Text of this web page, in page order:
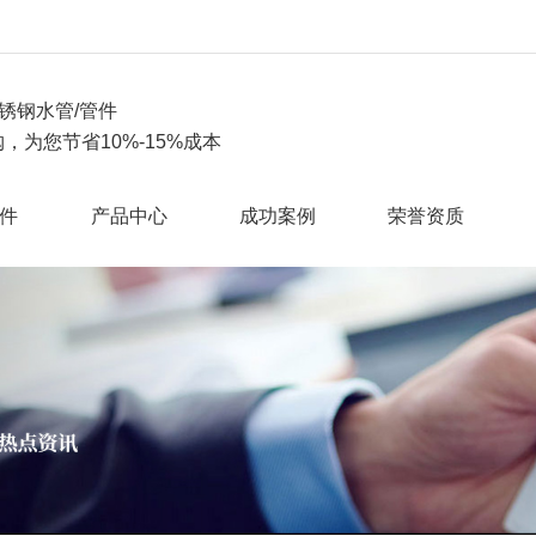
钢水管/管件
为您节省10%-15%成本
产品中心 成功案例 荣誉资质